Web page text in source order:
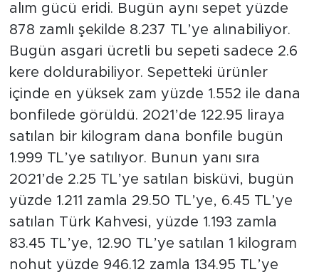
alım gücü eridi. Bugün aynı sepet yüzde
878 zamlı şekilde 8.237 TL’ye alınabiliyor.
Bugün asgari ücretli bu sepeti sadece 2.6
kere doldurabiliyor. Sepetteki ürünler
içinde en yüksek zam yüzde 1.552 ile dana
bonfilede görüldü. 2021’de 122.95 liraya
satılan bir kilogram dana bonfile bugün
1.999 TL’ye satılıyor. Bunun yanı sıra
2021’de 2.25 TL’ye satılan bisküvi, bugün
yüzde 1.211 zamla 29.50 TL’ye, 6.45 TL’ye
satılan Türk Kahvesi, yüzde 1.193 zamla
83.45 TL’ye, 12.90 TL’ye satılan 1 kilogram
nohut yüzde 946.12 zamla 134.95 TL’ye